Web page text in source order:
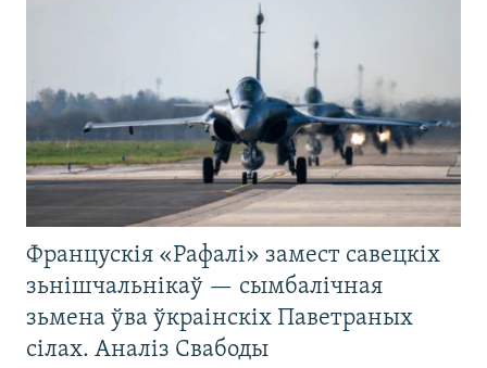
Францускія «Рафалі» замест савецкіх
зьнішчальнікаў — сымбалічная
зьмена ўва ўкраінскіх Паветраных
сілах. Аналіз Свабоды